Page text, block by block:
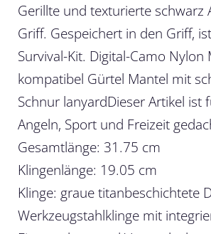
Gerillte und texturierte schwarz
Griff. Gespeichert in den Griff,
Survival-Kit. Digital-Camo Nylon
kompatibel Gürtel Mantel mit
Schnur lanyardDieser Artikel ist
Angeln, Sport und Freizeit
Gesamtlänge: 31.75 cm
Klingenlänge: 19.05 cm
Klinge: graue titanbeschichtete
Werkzeugstahlklinge mit